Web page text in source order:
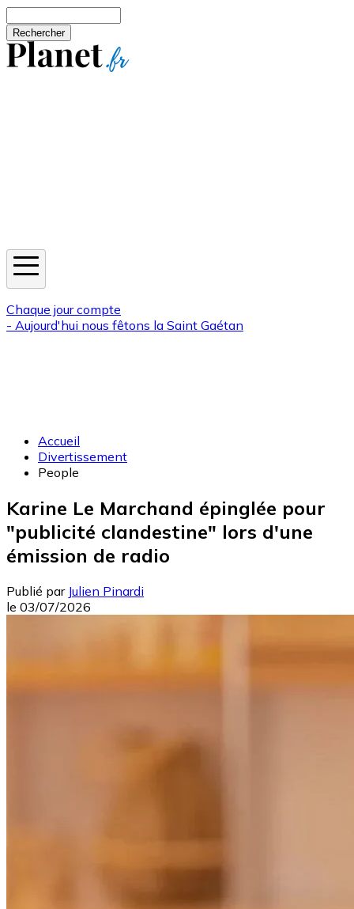
Chaque jour compte
- Aujourd'hui nous fêtons la Saint Gaétan
Accueil
Divertissement
People
Karine Le Marchand épinglée pour
"publicité clandestine" lors d'une
émission de radio
Publié par Julien Pinardi
le 03/07/2026